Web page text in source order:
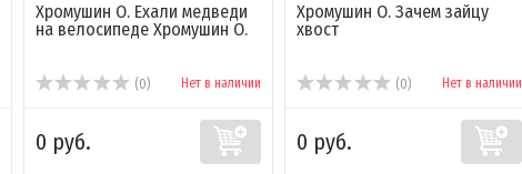
Хромушин О. Ехали медведи
на велосипеде Хромушин О.
(0) Нет в наличии
0 руб.
Хромушин О. Зачем зайцу
хвост
(0) Нет в наличии
0 руб.